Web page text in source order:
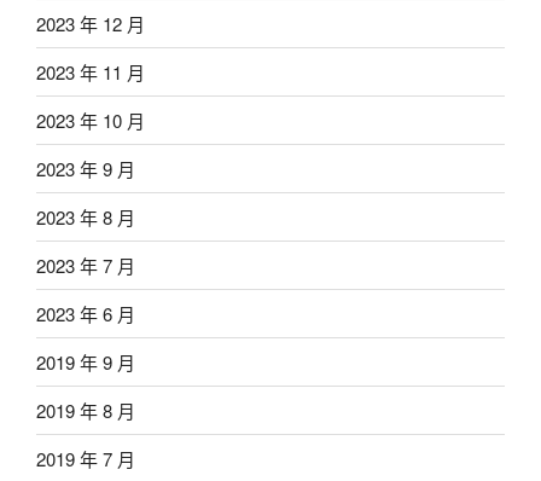
2023 年 12 月
2023 年 11 月
2023 年 10 月
2023 年 9 月
2023 年 8 月
2023 年 7 月
2023 年 6 月
2019 年 9 月
2019 年 8 月
2019 年 7 月